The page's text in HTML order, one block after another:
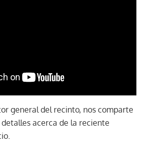
general del recinto, nos comparte
acerca de la reciente